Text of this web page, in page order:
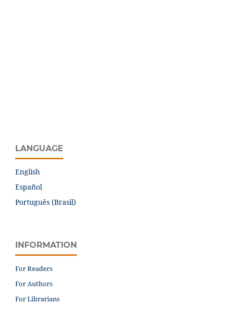
LANGUAGE
English
Español
Português (Brasil)
INFORMATION
For Readers
For Authors
For Librarians